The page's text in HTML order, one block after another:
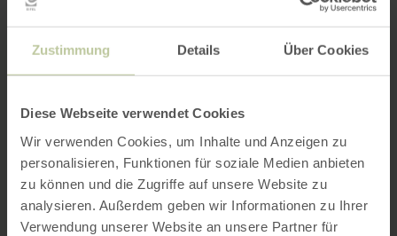
Zustimmung Details Über Cookies
Diese Webseite verwendet Cookies
Wir verwenden Cookies, um Inhalte und Anzeigen zu
personalisieren, Funktionen für soziale Medien anbieten
zu können und die Zugriffe auf unsere Website zu
analysieren. Außerdem geben wir Informationen zu Ihrer
Verwendung unserer Website an unsere Partner für